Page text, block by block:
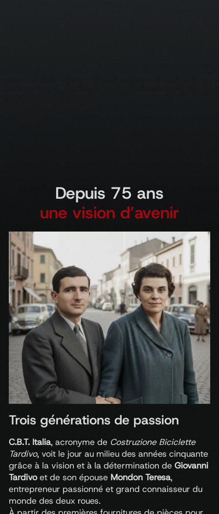
Depuis 75 ans
une vision d’avenir
Trois générations de passion
C.B.T. Italia, acronyme de Costruzione Biciclette
Tardivo, voit le jour au milieu des années cinquante
grâce à la vision et à la détermination de Giovanni
Tardivo et de son épouse Mondon Teresa,
entrepreneur passionné et grand connaisseur du
monde des deux roues.